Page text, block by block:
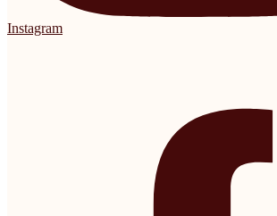
Instagram